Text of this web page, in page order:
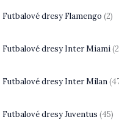
Futbalové dresy Flamengo 2
Futbalové dresy Inter Miami
Futbalové dresy Inter Milan
Futbalové dresy Juventus 45